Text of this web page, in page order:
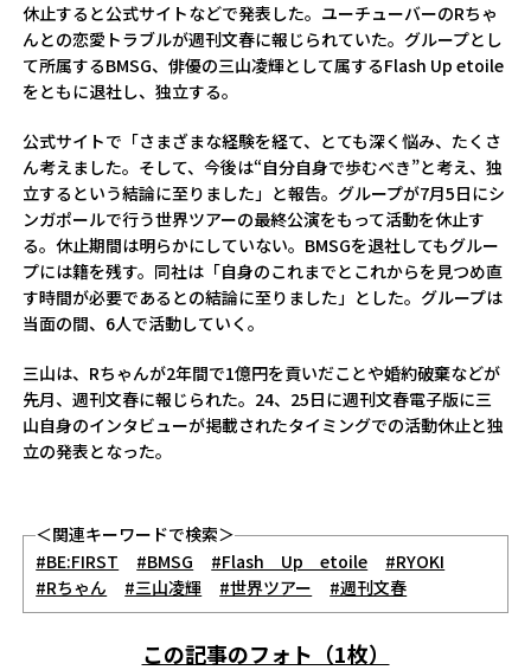
休止すると公式サイトなどで発表した。ユーチューバーのRちゃ
んとの恋愛トラブルが週刊文春に報じられていた。グループとし
て所属するBMSG、俳優の三山凌輝として属するFlash Up etoile
をともに退社し、独立する。
公式サイトで「さまざまな経験を経て、とても深く悩み、たくさ
ん考えました。そして、今後は“自分自身で歩むべき”と考え、独
立するという結論に至りました」と報告。グループが7月5日にシ
ンガポールで行う世界ツアーの最終公演をもって活動を休止す
る。休止期間は明らかにしていない。BMSGを退社してもグルー
プには籍を残す。同社は「自身のこれまでとこれからを見つめ直
す時間が必要であるとの結論に至りました」とした。グループは
当面の間、6人で活動していく。
三山は、Rちゃんが2年間で1億円を貢いだことや婚約破棄などが
先月、週刊文春に報じられた。24、25日に週刊文春電子版に三
山自身のインタビューが掲載されたタイミングでの活動休止と独
立の発表となった。
＜関連キーワードで検索＞
#BE:FIRST
#BMSG #Flash Up etoile
#RYOKI
#Rちゃん
#三山凌輝 #世界ツアー #週刊文春
この記事のフォト（1枚）